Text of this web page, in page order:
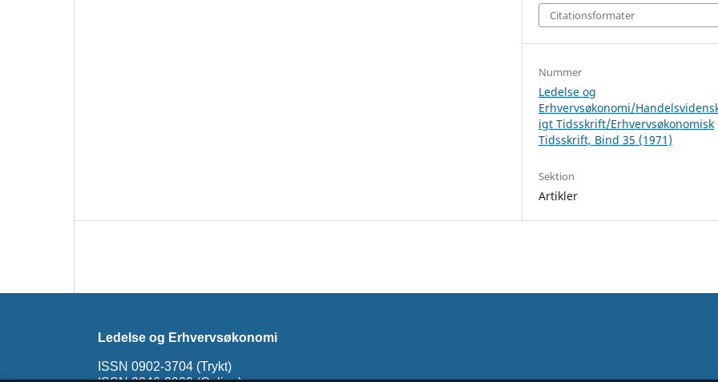
Citationsformater
Nummer
Ledelse og
Erhvervsøkonomi/
igt Tidsskrift/Erhvervsøkonomisk
Tidsskrift, Bind 35 (1971)
Sektion
Artikler
Ledelse og Erhvervsøkonomi
ISSN 0902-3704 (Trykt)